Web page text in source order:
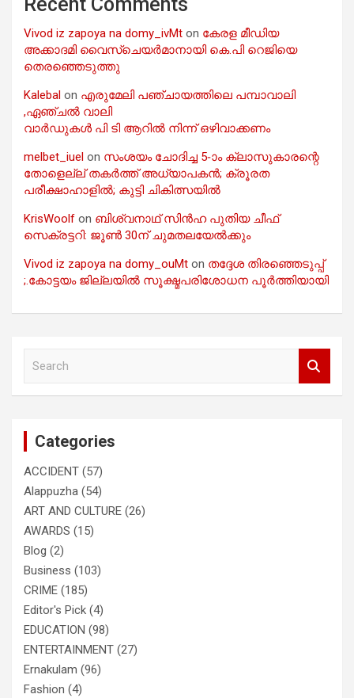
Vivod iz zapoya na domy_ivMt on കേരള മീഡിയ
അക്കാദമി വൈസ്ചെയർമാനായി കെ.പി റെജിയെ
തെരഞ്ഞെടുത്തു
Kalebal on എരുമേലി പഞ്ചായത്തിലെ പമ്പാവാലി
,ഏഞ്ചൽ വാലി
വാർഡുകൾ പി ടി ആറിൽ നിന്ന് ഒഴിവാക്കണം
melbet_iuel on സംശയം ചോദിച്ച 5-ാം ക്ലാസുകാരന്റെ
തോളെല്ല് തകർത്ത് അധ്യാപകൻ; ക്രൂരത
പരീക്ഷാഹാളിൽ; കുട്ടി ചികിത്സയിൽ
KrisWoolf on ബിശ്വനാഥ് സിൻഹ പുതിയ ചീഫ്
സെക്രട്ടറി: ജൂൺ 30ന് ചുമതലയേൽക്കും
Vivod iz zapoya na domy_ouMt on തദ്ദേശ തിരഞ്ഞെടുപ്പ്
;.കോട്ടയം ജില്ലയിൽ സൂക്ഷ്മപരിശോധന പൂർത്തിയായി
Categories
ACCIDENT (57)
Alappuzha (54)
ART AND CULTURE (26)
AWARDS (15)
Blog (2)
Business (103)
CRIME (185)
Editor's Pick (4)
EDUCATION (98)
ENTERTAINMENT (27)
Ernakulam (96)
Fashion (4)